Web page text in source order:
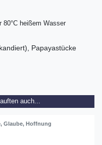
80°C heißem Wasser
Papayastücke
auch...
Glaube, Hoffnung